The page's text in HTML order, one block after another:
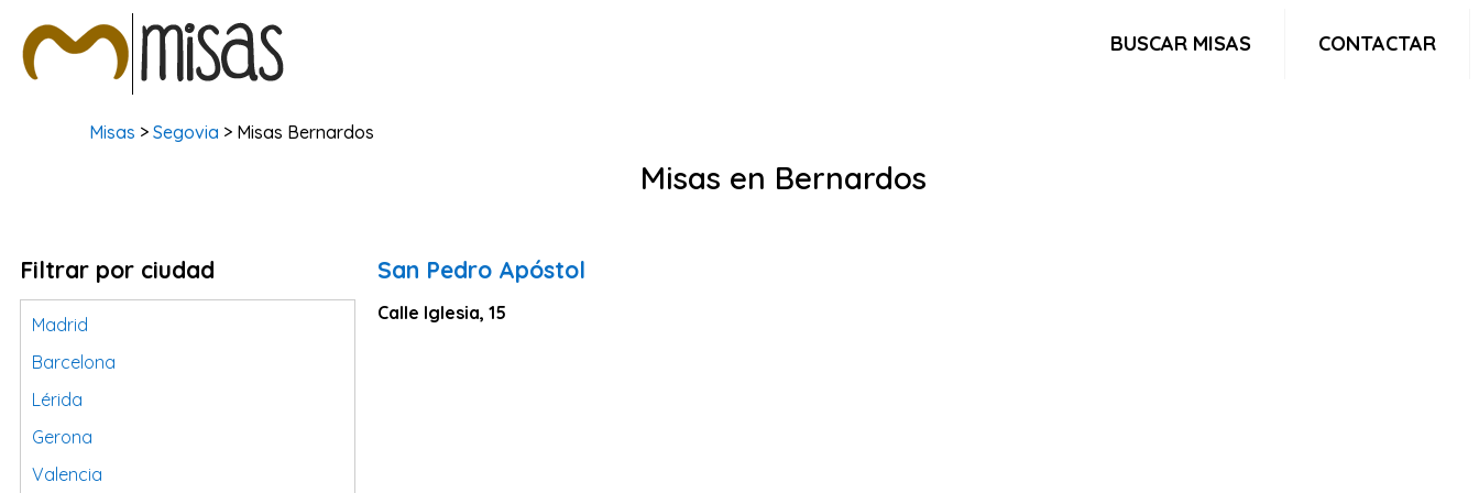
BUSCAR MISAS CONTACTAR
Misas >Segovia > Misas Bernardos
Misas en Bernardos
Filtrar por ciudad
Madrid
Barcelona
Lérida
Gerona
Valencia
San Pedro Apóstol
Calle Iglesia, 15